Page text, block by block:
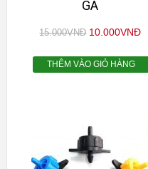
GÀ
15.000VNĐ 10.000VNĐ
THÊM VÀO GIỎ HÀNG